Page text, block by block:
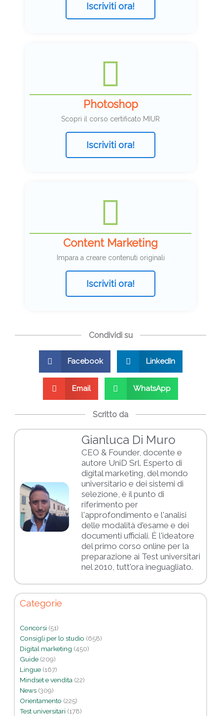
Iscriviti ora!
Photoshop
Scopri il corso certificato MIUR
Iscriviti ora!
Content Marketing
Impara a creare contenuti originali
Iscriviti ora!
Condividi su
Facebook LinkedIn
Email WhatsApp
Scritto da
Gianluca Di Muro
CEO & Founder, docente e
autore UniD Srl. Esperto di
digital marketing, del mondo
universitario e dei sistemi di
selezione, è il punto di
riferimento per
l'approfondimento e l'analisi
delle modalità d'esame e dei
documenti ufficiali. È l'ideatore
del primo corso online per la
preparazione ai Test universitari
nel 2010, tutt'ora ineguagliato.
Categorie
Concorsi (51)
Consigli per lo studio (658)
Digital marketing (450)
Guide (209)
Lingue (167)
Mindset e vendita (22)
News (309)
Orientamento (225)
Test universitari (178)